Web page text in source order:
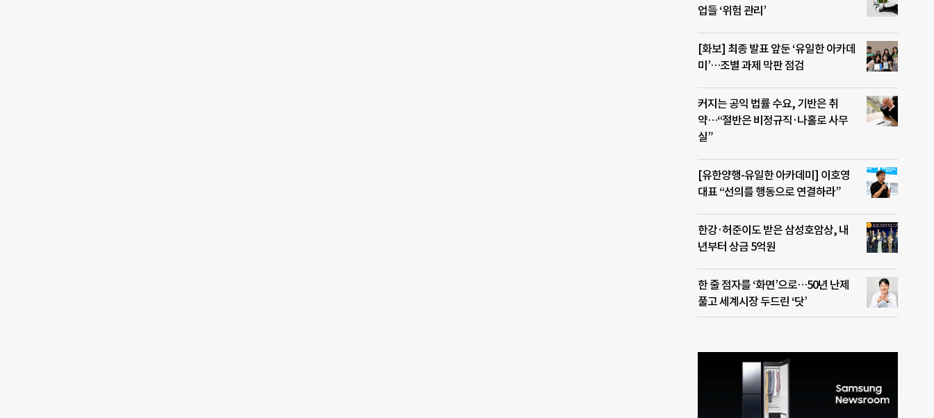
업들 ‘위험 관리’
[화보] 최종 발표 앞둔 ‘유일한 아카데
미’…조별 과제 막판 점검
커지는 공익 법률 수요, 기반은 취
약…“절반은 비정규직·나홀로 사무
실”
[유한양행-유일한 아카데미] 이호영
대표 “선의를 행동으로 연결하라”
한강·허준이도 받은 삼성호암상, 내
년부터 상금 5억원
한 줄 점자를 ‘화면’으로…50년 난제
풀고 세계시장 두드린 ‘닷’